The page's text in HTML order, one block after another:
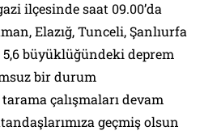
ilçesinde saat 09.00’da
Elazığ, Tunceli, Şanlıurfa
büyüklüğündeki deprem
bir durum
çalışmaları devam
geçmiş olsun